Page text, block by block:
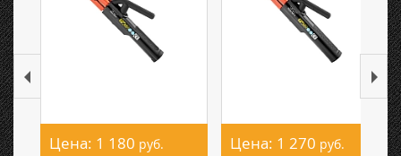
Цена: 1 180 руб. Цена: 1 270 руб.